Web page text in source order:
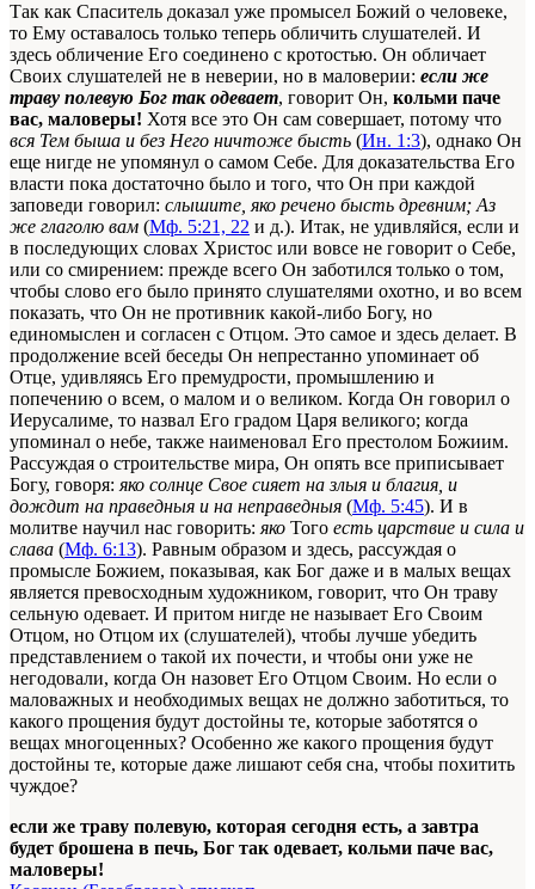
Так как Спаситель доказал уже промысел Божий о человеке,
то Ему оставалось только теперь обличить слушателей. И
здесь обличение Его соединено с кротостью. Он обличает
Своих слушателей не в неверии, но в маловерии: если же
траву полевую Бог так одевает, говорит Он, кольми паче
вас, маловеры! Хотя все это Он сам совершает, потому что
вся Тем быша и без Него ничтоже бысть (Ин. 1:3), однако Он
еще нигде не упомянул о самом Себе. Для доказательства Его
власти пока достаточно было и того, что Он при каждой
заповеди говорил: слышите, яко речено бысть древним; Аз
же глаголю вам (Мф. 5:21, 22 и д.). Итак, не удивляйся, если и
в последующих словах Христос или вовсе не говорит о Себе,
или со смирением: прежде всего Он заботился только о том,
чтобы слово его было принято слушателями охотно, и во всем
показать, что Он не противник какой-либо Богу, но
единомыслен и согласен с Отцом. Это самое и здесь делает. В
продолжение всей беседы Он непрестанно упоминает об
Отце, удивляясь Его премудрости, промышлению и
попечению о всем, о малом и о великом. Когда Он говорил о
Иерусалиме, то назвал Его градом Царя великого; когда
упоминал о небе, также наименовал Его престолом Божиим.
Рассуждая о строительстве мира, Он опять все приписывает
Богу, говоря: яко солнце Свое сияет на злыя и благия, и
дождит на праведныя и на неправедныя (Мф. 5:45). И в
молитве научил нас говорить: яко Того есть царствие и сила и
слава (Мф. 6:13). Равным образом и здесь, рассуждая о
промысле Божием, показывая, как Бог даже и в малых вещах
является превосходным художником, говорит, что Он траву
сельную одевает. И притом нигде не называет Его Своим
Отцом, но Отцом их (слушателей), чтобы лучше убедить
представлением о такой их почести, и чтобы они уже не
негодовали, когда Он назовет Его Отцом Своим. Но если о
маловажных и необходимых вещах не должно заботиться, то
какого прощения будут достойны те, которые заботятся о
вещах многоценных? Особенно же какого прощения будут
достойны те, которые даже лишают себя сна, чтобы похитить
чуждое?
если же траву полевую, которая сегодня есть, а завтра
будет брошена в печь, Бог так одевает, кольми паче вас,
маловеры!